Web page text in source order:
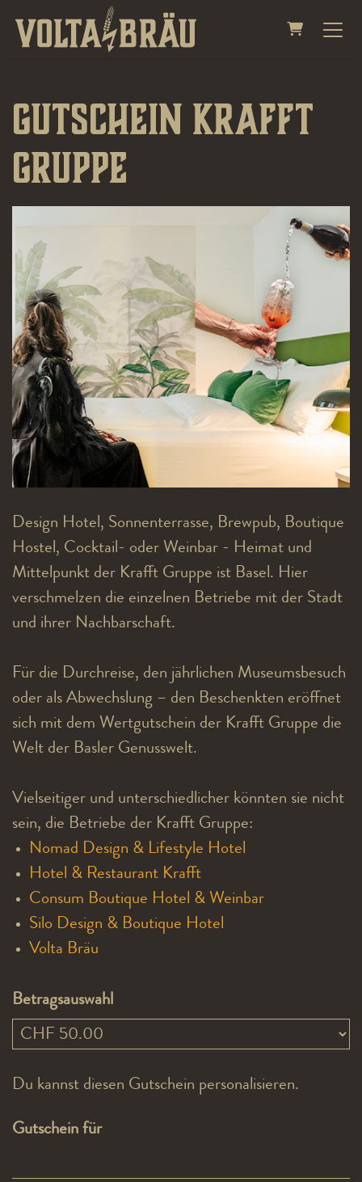
Gutschein Krafft
Gruppe
Design Hotel, Sonnenterrasse, Brewpub, Boutique
Hostel, Cocktail- oder Weinbar - Heimat und
Mittelpunkt der Krafft Gruppe ist Basel. Hier
verschmelzen die einzelnen Betriebe mit der Stadt
und ihrer Nachbarschaft.
Für die Durchreise, den jährlichen Museumsbesuch
oder als Abwechslung – den Beschenkten eröffnet
sich mit dem Wertgutschein der Krafft Gruppe die
Welt der Basler Genusswelt.
Vielseitiger und unterschiedlicher könnten sie nicht
sein, die Betriebe der Krafft Gruppe:
Nomad Design & Lifestyle Hotel
Hotel & Restaurant Krafft
Consum Boutique Hotel & Weinbar
Silo Design & Boutique Hotel
Volta Bräu
Betragsauswahl
Du kannst diesen Gutschein personalisieren.
Gutschein für